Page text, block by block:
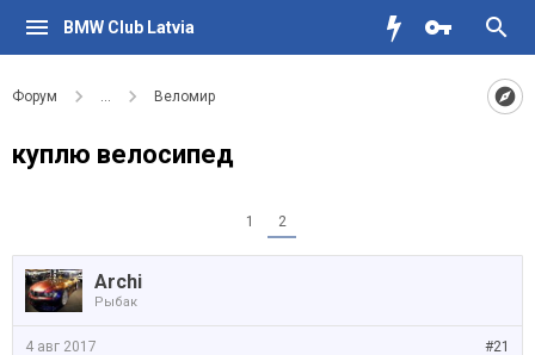
BMW Club Latvia
Форум ... Веломир
куплю велосипед
1 2
Archi
Рыбак
#21
4 авг 2017